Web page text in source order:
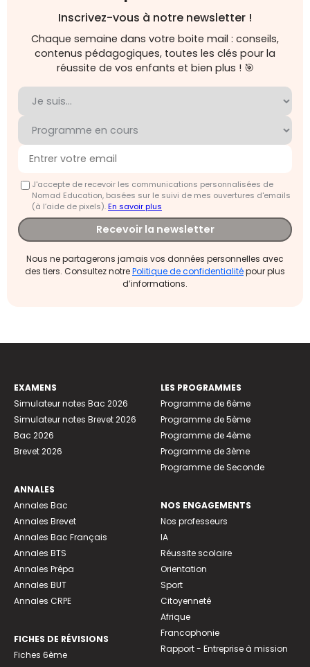
Inscrivez-vous à notre newsletter !
Chaque semaine dans votre boite mail : conseils,
contenus pédagogiques, toutes les clés pour la
réussite de vos enfants et bien plus ! 🎯
J'accepte de recevoir les communications personnalisées de
Nomad Education, basées sur le suivi de mes ouvertures d'emails
(à l’aide de pixels).En savoir plus
Recevoir la newsletter
Nous ne partagerons jamais vos données personnelles avec
des tiers. Consultez notrePolitique de confidentialitépour plus
d’informations.
EXAMENS
Simulateur notes Bac 2026
Simulateur notes Brevet 2026
Bac 2026
Brevet 2026
ANNALES
Annales Bac
Annales Brevet
Annales Bac Français
Annales BTS
Annales Prépa
Annales BUT
Annales CRPE
FICHES DE RÉVISIONS
Fiches 6ème
LES PROGRAMMES
Programme de 6ème
Programme de 5ème
Programme de 4ème
Programme de 3ème
Programme de Seconde
NOS ENGAGEMENTS
Nos professeurs
IA
Réussite scolaire
Orientation
Sport
Citoyenneté
Afrique
Francophonie
Rapport - Entreprise à mission